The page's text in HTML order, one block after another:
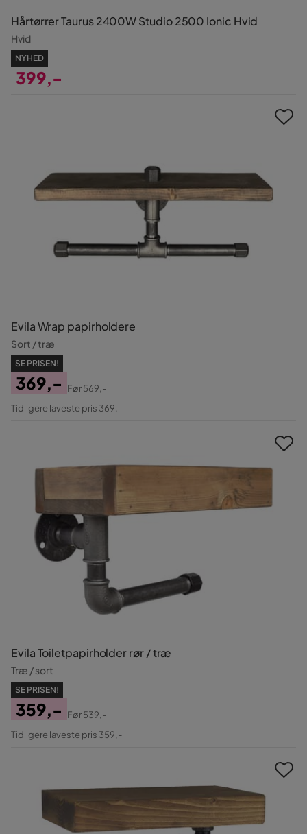
Hårtørrer Taurus 2400W Studio 2500 Ionic Hvid
Hvid
NYHED
399,-
Evila Wrap papirholdere
Sort / træ
SE PRISEN!
Pris
369,-
Original
Før569,-
Tidligere laveste pris 369,-
Evila Toiletpapirholder rør / træ
Træ / sort
SE PRISEN!
Pris
359,-
Original
Før539,-
Tidligere laveste pris 359,-